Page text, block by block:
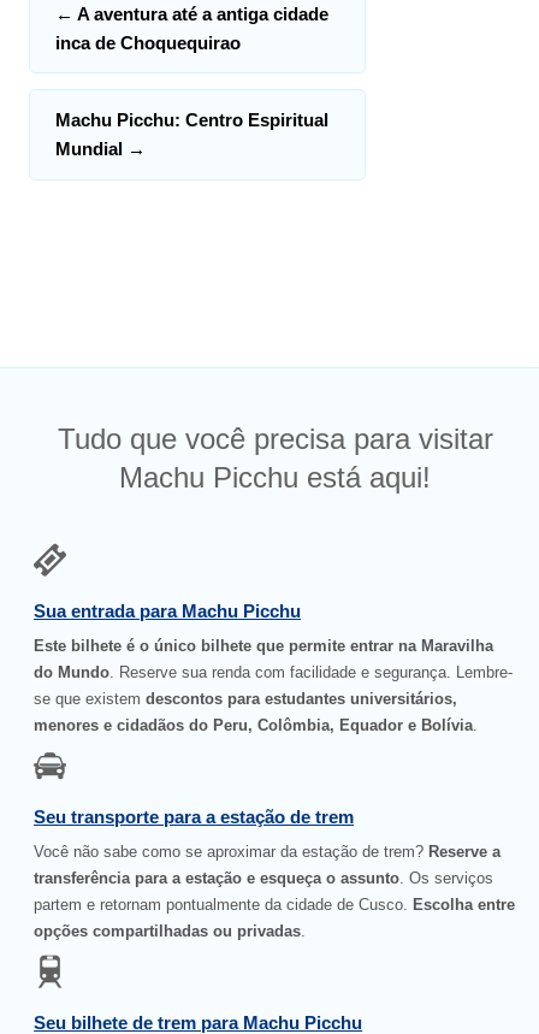
← A aventura até a antiga cidade
inca de Choquequirao
Machu Picchu: Centro Espiritual
Mundial →
Tudo que você precisa para visitar
Machu Picchu está aqui!
Sua entrada para Machu Picchu
Este bilhete é o único bilhete que permite entrar na Maravilha
do Mundo . Reserve sua renda com facilidade e segurança. Lembre-
se que existemdescontos para estudantes universitários,
menores e cidadãos do Peru, Colômbia, Equador e Bolívia
Seu transporte para a estação de trem
Você não sabe como se aproximar da estação de trem? Reserve a
transferência para a estação e esqueça o assunto . Os serviços
partem e retornam pontualmente da cidade de Cusco. Escolha entre
opções compartilhadas ou privadas
Seu bilhete de trem para Machu Picchu